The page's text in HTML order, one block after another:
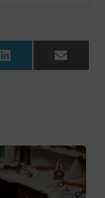
LinkedInEmail